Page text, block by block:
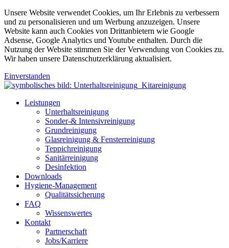
Unsere Website verwendet Cookies, um Ihr Erlebnis zu verbessern
und zu personalisieren und um Werbung anzuzeigen. Unsere
Website kann auch Cookies von Drittanbietern wie Google
Adsense, Google Analytics und Youtube enthalten. Durch die
Nutzung der Website stimmen Sie der Verwendung von Cookies zu.
Wir haben unsere Datenschutzerklärung aktualisiert.
Einverstanden
Leistungen
Unterhaltsreinigung
Sonder-& Intensivreinigung
Grundreinigung
Glasreinigung & Fensterreinigung
Teppichreinigung
Sanitärreinigung
Desinfektion
Downloads
Hygiene-Management
Qualitätssicherung
FAQ
Wissenswertes
Kontakt
Partnerschaft
Jobs/Karriere